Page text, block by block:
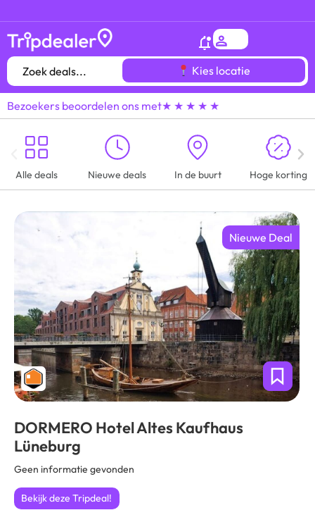
Hetgróótste voordeeluitjes overzichtvan heel
Kies locatie
Bezoekers beoordelen ons met★ ★ ★ ★ ★
Alle deals Nieuwe deals In de buurt Hoge korting
Nieuwe Deal
DORMERO Hotel Altes Kaufhaus
Lüneburg
Geen informatie gevonden
Bekijk deze Tripdeal!